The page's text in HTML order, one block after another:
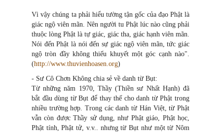
Vì vậy chúng ta phải hiểu tường tận gốc của đạo Phật là
giác ngộ viên mãn. Nên người tu Phật lúc nào cũng phải
thuộc lòng Phật là tự giác, giác tha, giác hạnh viên mãn.
Nói đến Phật là nói đến sự giác ngộ viên mãn, tức giác
ngộ tròn đầy không thiếu khuyết một góc cạnh nào".
(http://www.thuvienhoasen.org)
- Sư Cô Chơn Không chia sẻ về danh từ Bụt:
Từ những năm 1970, Thầy (Thiền sư Nhất Hạnh) đã
bắt đầu dùng từ Bụt để thay thế cho danh từ Phật trong
nhiều trường hợp. Trong các danh từ Hán Việt, từ Phật
vẫn còn được Thầy sử dụng, như Phật giáo, Phật học,
Phật tính, Phật tử, v.v.. nhưng từ Bụt như một từ Nôm